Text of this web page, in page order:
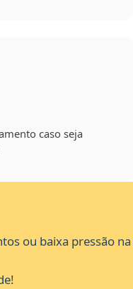
caso seja
ou baixa pressão na